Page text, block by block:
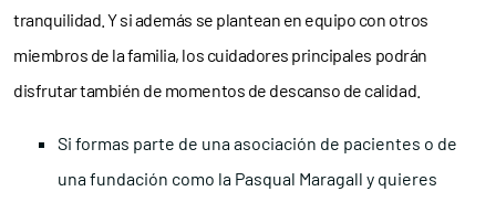
tranquilidad. Y si además se plantean en equipo con otros
miembros de la familia, los cuidadores principales podrán
disfrutar también de momentos de descanso de calidad.
Si formas parte de una asociación de pacientes o de
una fundación como la Pasqual Maragall y quieres